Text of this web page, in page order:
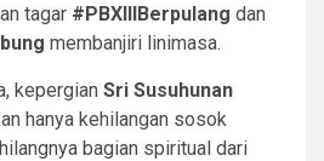
tagar #PBXIIIBerpulang dan
membanjiri linimasa.
kepergian Sri Susuhunan
hanya kehilangan sosok
bagian spiritual dari